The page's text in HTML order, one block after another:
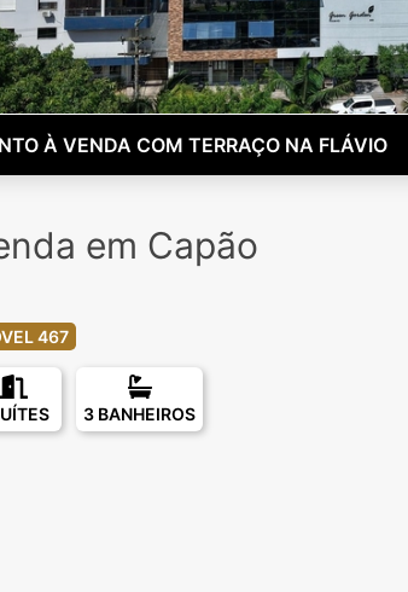
À VENDA COM TERRAÇO NA FLÁVIO
em Capão
467
3 BANHEIROS